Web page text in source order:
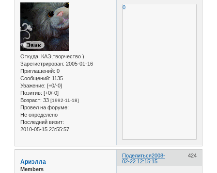
Откуда: КАЭ,творчество )
Зарегистрирован: 2005-01-16
Приглашений: 0
Сообщений: 1135
Уважение: [+0/-0]
Позитив: [+0/-0]
Возраст: 33 [1992-11-18]
Провел на форуме:
Не определено
Последний визит:
2010-05-15 23:55:57
0
Поделиться 424
2008-
02-22 12:15:15
Ариэлла
Members